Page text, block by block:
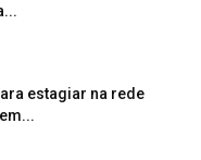
estagiar na rede